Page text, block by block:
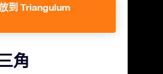
到 Triangulum
角